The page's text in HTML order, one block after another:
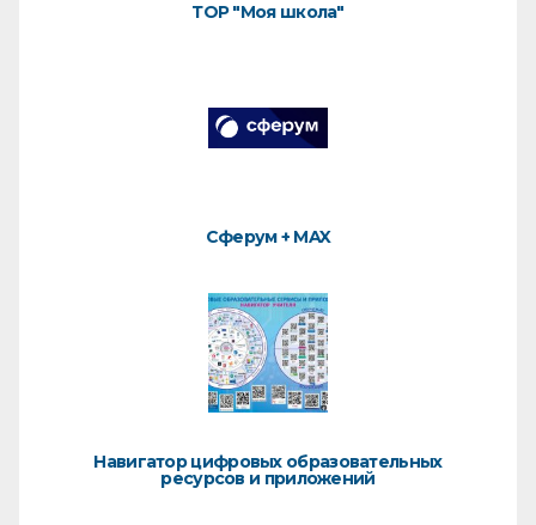
ТОР "Моя школа"
Сферум + MAX
Навигатор цифровых образовательных
ресурсов и приложений